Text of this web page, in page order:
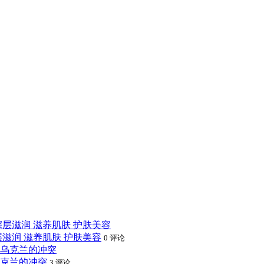
润 滋养肌肤 护肤美容 0 评论
兰的冲突